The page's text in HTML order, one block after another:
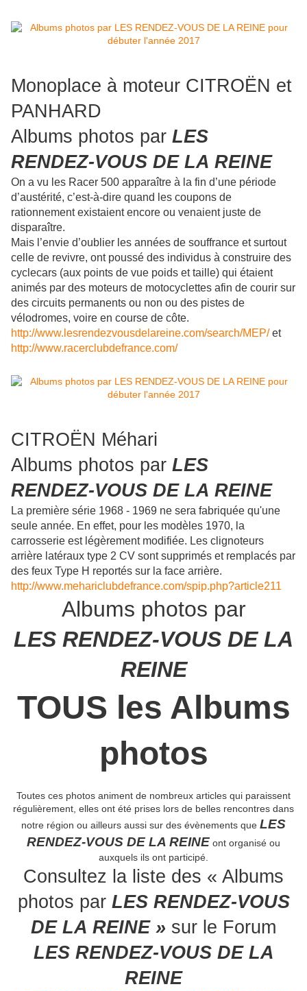
Monoplace à moteur CITROËN et
PANHARD
Albums photos par LES
RENDEZ-VOUS DE LA REINE
On a vu les Racer 500 apparaître à la fin d’une période
d’austérité, c’est-à-dire quand les coupons de
rationnement existaient encore ou venaient juste de
disparaître.
Mais l’envie d’oublier les années de souffrance et surtout
celle de revivre, ont poussé des individus à construire des
cyclecars (aux points de vue poids et taille) qui étaient
animés par des moteurs de motocyclettes afin de courir sur
des circuits permanents ou non ou des pistes de
vélodromes, voire en course de côte.
http://www.lesrendezvousdelareine.com/search/MEP/et
http://www.racerclubdefrance.com/
CITROËN Méhari
Albums photos par LES
RENDEZ-VOUS DE LA REINE
La première série 1968 - 1969 ne sera fabriquée qu'une
seule année. En effet, pour les modèles 1970, la
carrosserie est légèrement modifiée. Les clignoteurs
arrière latéraux type 2 CV sont supprimés et remplacés par
des feux Type H reportés sur la face arrière.
http://www.mehariclubdefrance.com/spip.php?article211
Albums photos par
LES RENDEZ-VOUS DE LA
REINE
TOUS les Albums
photos
Toutes ces photos animent de nombreux articles qui paraissent
régulièrement, elles ont été prises lors de belles rencontres dans
notre région ou ailleurs aussi sur des évènements que LES
RENDEZ-VOUS DE LA REINE ont organisé ou
auxquels ils ont participé.
Consultez la liste des « Albums
photos par LES RENDEZ-VOUS
DE LA REINE » sur le Forum
LES RENDEZ-VOUS DE LA
REINE